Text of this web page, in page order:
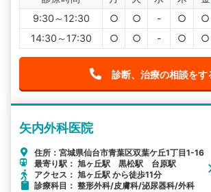
9:30～12:30
○ ○ - ○ ○
14:30～17:30
○ ○ - ○ ○
診断、治療の相談をす
矢内外科医院
住所：宮城県仙台市青葉区双葉ケ丘1丁目1-16
最寄り駅： 旭ヶ丘駅 黒松駅 台原駅
アクセス： 旭ヶ丘駅 から徒歩11分
診療科目： 整形外科/皮膚科/泌尿器科/外科